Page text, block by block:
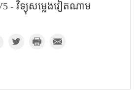
- វិទ្យុសម្លេងវៀតណាម